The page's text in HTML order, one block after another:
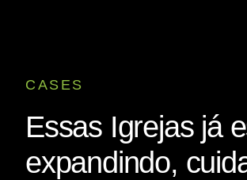
CASES
Essas Igrejas já
expandindo,